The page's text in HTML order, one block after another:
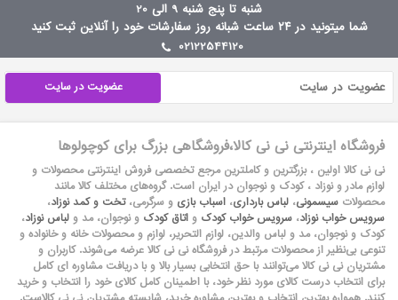
شنبه تا پنج شنبه 9 الی 20
شما میتونید در ۲۴ ساعت شبانه روز سفارشات خود را آنلاین ثبت کنید
02122544120
عضویت در سایت
فروشگاه اینترنتی نی نی کالا،فروشگاهی بزرگ برای کوچولوها
نی نی کالا اولین ، بزرگترین و کاملترین مرجع تخصصی فروش اینترنتی محصولات و
لوازم مادر و نوزاد ، کودک و نوجوان در ایران است. گروه‏‏‌های مختلف کالا مانند
محصولات سیسمونی، لباس بارداری، اسباب بازی و سرگرمی،تخت و کمد نوزاد،
سرویس خواب نوزاد، سرویس خواب کودک و اتاق کودک و نوجوان، مد و لباس نوزاد،
کودک و نوجوان، مد و لباس والدین، لوازم التحریر، لوازم و محصولات خانه و خانواده و
تنوعی بی‌نظیر از محصولات مرتبط در فروشگاه نی نی کالا عرضه می‏‏‏‌شوند. کاربران و
مشتریان نی نی‌ کالا می‏‏‌توانند با حق انتخابی بسیار بالا و با دریافت مشاوره ای کامل
برای انتخاب درست کالای مورد نظر خود، با اطمینان کامل کالای خود را انتخاب و خرید